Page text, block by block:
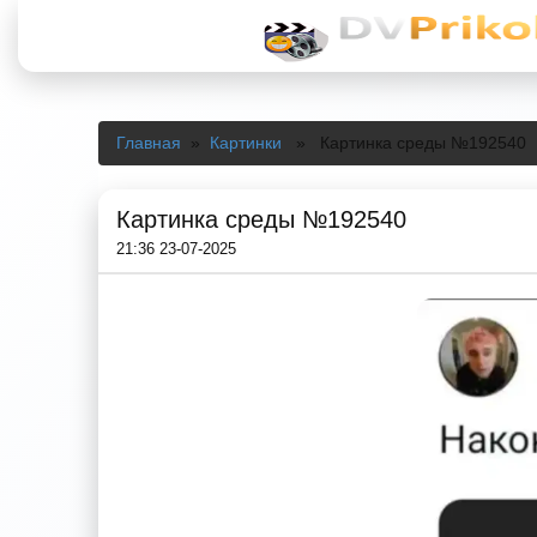
Главная » Картинки » Картинка среды №192540
Картинка среды №192540
21:36 23-07-2025